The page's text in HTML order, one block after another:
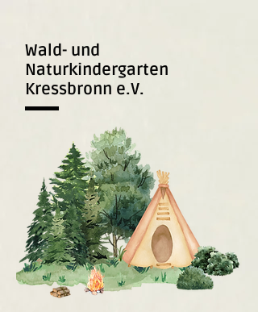
Wald- und
Naturkindergarten
Kressbronn e.V.